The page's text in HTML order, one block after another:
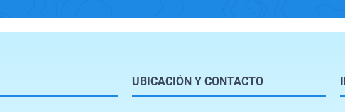
UBICACIÓN Y CONTACTO